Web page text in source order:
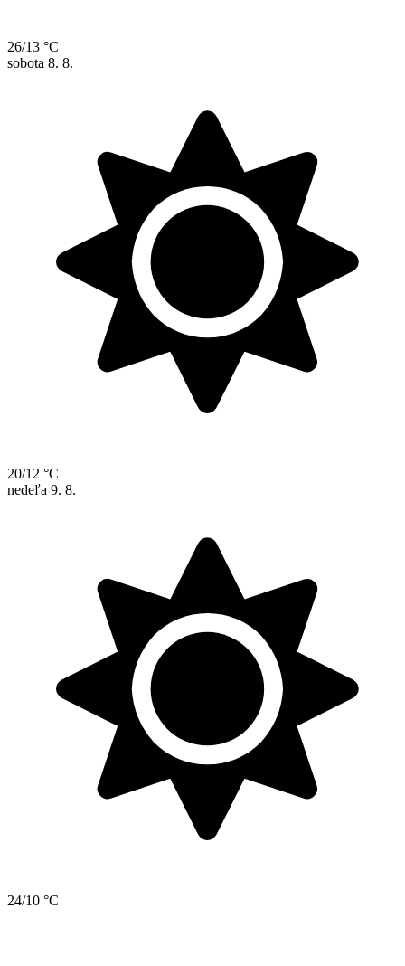
26/13 °C
sobota 8. 8.
20/12 °C
nedeľa 9. 8.
24/10 °C